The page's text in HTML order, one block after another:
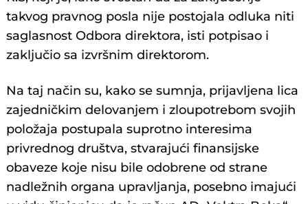
takvog pravnog posla nije postojala odluka niti
saglasnost Odbora direktora, isti potpisao i
zaključio sa izvršnim direktorom.
Na taj način su, kako se sumnja, prijavljena lica
zajedničkim delovanjem i zloupotrebom svojih
položaja postupala suprotno interesima
privrednog društva, stvarajući finansijske
obaveze koje nisu bile odobrene od strane
nadležnih organa upravljanja, posebno imajući